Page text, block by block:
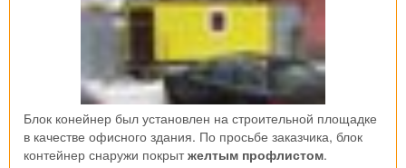
Блок конейнер был установлен на строительной площадке
в качестве офисного здания. По просьбе заказчика, блок
контейнер снаружи покрытжелтым профлистом.